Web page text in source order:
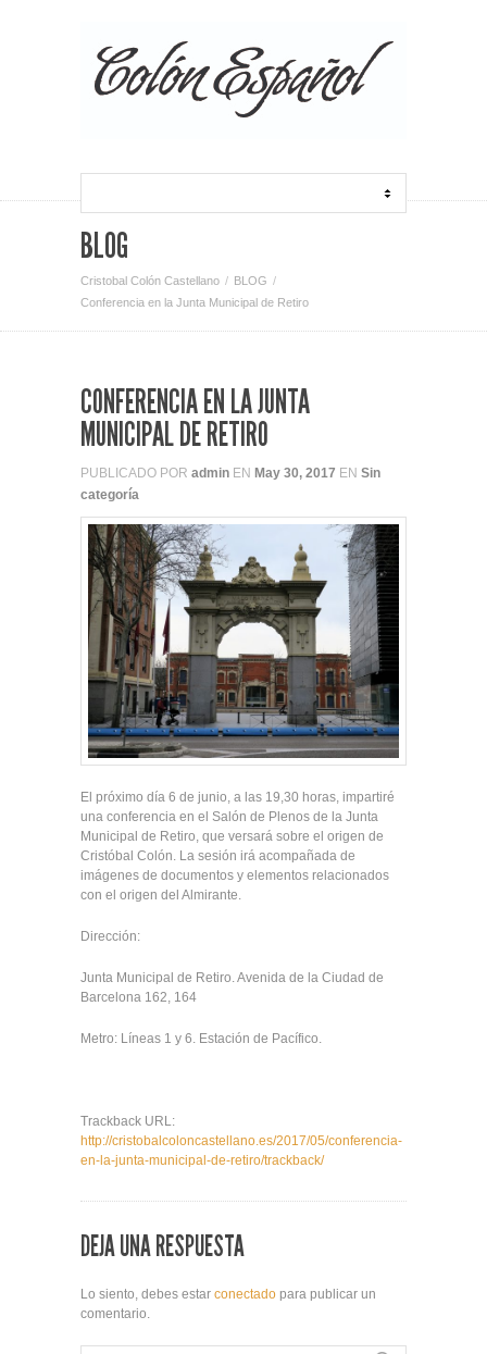
BLOG
Cristobal Colón Castellano
BLOG
Conferencia en la Junta Municipal de Retiro
CONFERENCIA EN LA JUNTA
MUNICIPAL DE RETIRO
PUBLICADO POR admin EN May 30, 2017 EN Sin
categoría
El próximo día 6 de junio, a las 19,30 horas, impartiré
una conferencia en el Salón de Plenos de la Junta
Municipal de Retiro, que versará sobre el origen de
Cristóbal Colón. La sesión irá acompañada de
imágenes de documentos y elementos relacionados
con el origen del Almirante.
Dirección:
Junta Municipal de Retiro. Avenida de la Ciudad de
Barcelona 162, 164
Metro: Líneas 1 y 6. Estación de Pacífico.
Trackback URL:
http://cristobalcoloncastellano.es/2017/05/conferencia-
en-la-junta-municipal-de-retiro/trackback/
DEJA UNA RESPUESTA
Lo siento, debes estar conectado para publicar un
comentario.